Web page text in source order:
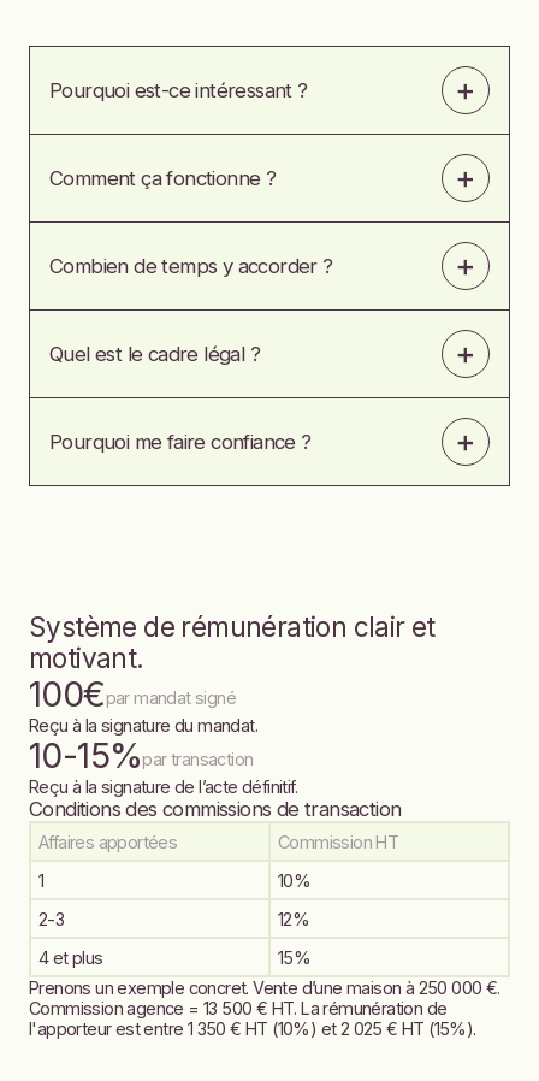
Pourquoi est-ce intéressant ? ➕
Comment ça fonctionne ? ➕
Combien de temps y accorder ? ➕
Quel est le cadre légal ? ➕
Pourquoi me faire confiance ? ➕
Système de rémunération clair et
motivant.
100€par mandat signé
Reçu à la signature du mandat.
10-15%par transaction
Reçu à la signature de l’acte définitif.
Conditions des commissions de transaction
Affaires apportées
1
2-3
4 et plus
Commission HT
10%
12%
15%
Prenons un exemple concret. Vente d’une maison à 250 000 €.
Commission agence = 13 500 € HT. La rémunération de
l'apporteur est entre 1 350 € HT (10%) et 2 025 € HT (15%).